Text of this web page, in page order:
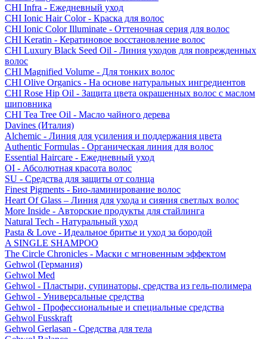
CHI Infra - Ежедневный уход
CHI Ionic Hair Color - Краска для волос
CHI Ionic Color Illuminate - Оттеночная серия для волос
CHI Keratin - Кератиновое восстановление волос
CHI Luxury Black Seed Oil - Линия уходов для поврежденных
волос
CHI Magnified Volume - Для тонких волос
CHI Olive Organics - На основе натуральных ингредиентов
CHI Rose Hip Oil - Защита цвета окрашенных волос с маслом
шиповника
CHI Tea Tree Oil - Масло чайного дерева
Davines (Италия)
Alchemic - Линия для усиления и поддержания цвета
Authentic Formulas - Органическая линия для волос
Essential Haircare - Eжедневный уход
OI - Абсолютная красота волос
SU - Средства для защиты от солнца
Finest Pigments - Био-ламинирование волос
Heart Of Glass – Линия для ухода и сияния светлых волос
More Inside - Авторские продукты для стайлинга
Natural Tech - Натуральный уход
Pasta & Love - Идеальное бритье и уход за бородой
A SINGLE SHAMPOO
The Circle Chronicles - Маски с мгновенным эффектом
Gehwol (Германия)
Gehwol Med
Gehwol - Пластыри, супинаторы, средства из гель-полимера
Gehwol - Универсальные средства
Gehwol - Профессиональные и специальные средства
Gehwol Fusskraft
Gehwol Gerlasan - Средства для тела